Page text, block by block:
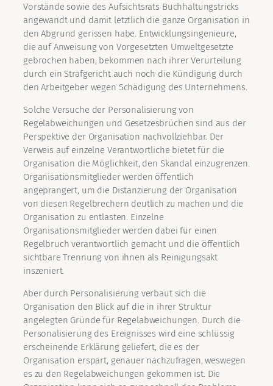
Vorstände sowie des Aufsichtsrats Buchhaltungstricks
angewandt und damit letztlich die ganze Organisation in
den Abgrund gerissen habe. Entwicklungsingenieure,
die auf Anweisung von Vorgesetzten Umweltgesetzte
gebrochen haben, bekommen nach ihrer Verurteilung
durch ein Strafgericht auch noch die Kündigung durch
den Arbeitgeber wegen Schädigung des Unternehmens.
Solche Versuche der Personalisierung von
Regelabweichungen und Gesetzesbrüchen sind aus der
Perspektive der Organisation nachvollziehbar. Der
Verweis auf einzelne Verantwortliche bietet für die
Organisation die Möglichkeit, den Skandal einzugrenzen.
Organisationsmitglieder werden öffentlich
angeprangert, um die Distanzierung der Organisation
von diesen Regelbrechern deutlich zu machen und die
Organisation zu entlasten. Einzelne
Organisationsmitglieder werden dabei für einen
Regelbruch verantwortlich gemacht und die öffentlich
sichtbare Trennung von ihnen als Reinigungsakt
inszeniert.
Aber durch Personalisierung verbaut sich die
Organisation den Blick auf die in ihrer Struktur
angelegten Gründe für Regelabweichungen. Durch die
Personalisierung des Ereignisses wird eine schlüssig
erscheinende Erklärung geliefert, die es der
Organisation erspart, genauer nachzufragen, weswegen
es zu den Regelabweichungen gekommen ist. Die